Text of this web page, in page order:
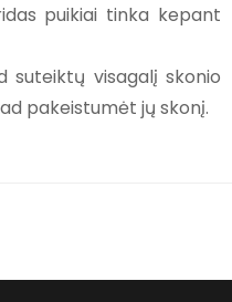
puikiai tinka kepant
suteiktų visagalį skonio
pakeistumėt jų skonį.